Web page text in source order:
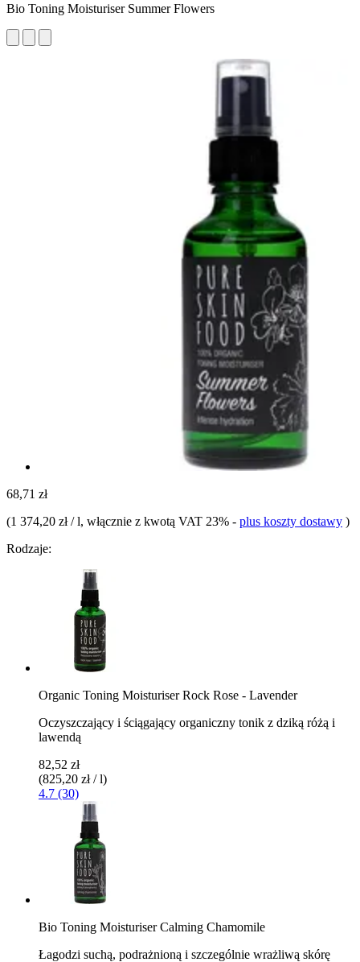
Bio Toning Moisturiser Summer Flowers
68,71 zł
(1 374,20 zł / l, włącznie z kwotą VAT 23% - plus koszty dostawy )
Rodzaje:
Organic Toning Moisturiser Rock Rose - Lavender
Oczyszczający i ściągający organiczny tonik z dziką różą i
lawendą
82,52 zł
(825,20 zł / l)
4.7 (30)
Bio Toning Moisturiser Calming Chamomile
Łagodzi suchą, podrażnioną i szczególnie wrażliwą skórę